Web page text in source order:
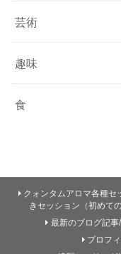
芸術
趣味
食
クォンタムアロマ各種セ
きセッション（初めて
最新のブログ記
プロフ